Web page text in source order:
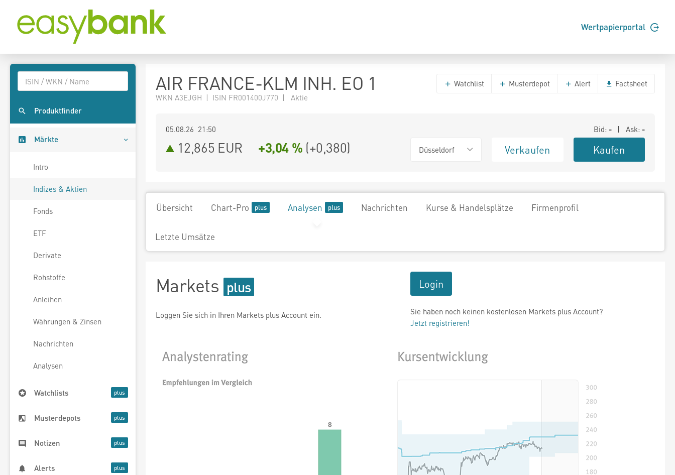
Wertpapierportal
Produktfinder
Märkte
Intro
Indizes & Aktien
Fonds
ETF
Derivate
Rohstoffe
Anleihen
Währungen & Zinsen
Nachrichten
Analysen
Watchlists
Musterdepots
Notizen
Alerts
AIR FRANCE-KLM INH. EO 1
WKN A3EJGH | ISIN FR001400J770 | Aktie
Watchlist Musterdepot Alert Factsheet
05.08.26 21:50 Bid: - | Ask: -
12,865 EUR +3,04 % (+0,380) Düsseldorf Verkaufen Kaufen
Übersicht Chart-Pro Analysen Nachrichten Kurse & Handelsplätze Firmenprofil
Letzte Umsätze
Markets
Loggen Sie sich in Ihren Markets plus Account ein.
Login
Sie haben noch keinen kostenlosen Markets plus Account?
Jetzt registrieren!